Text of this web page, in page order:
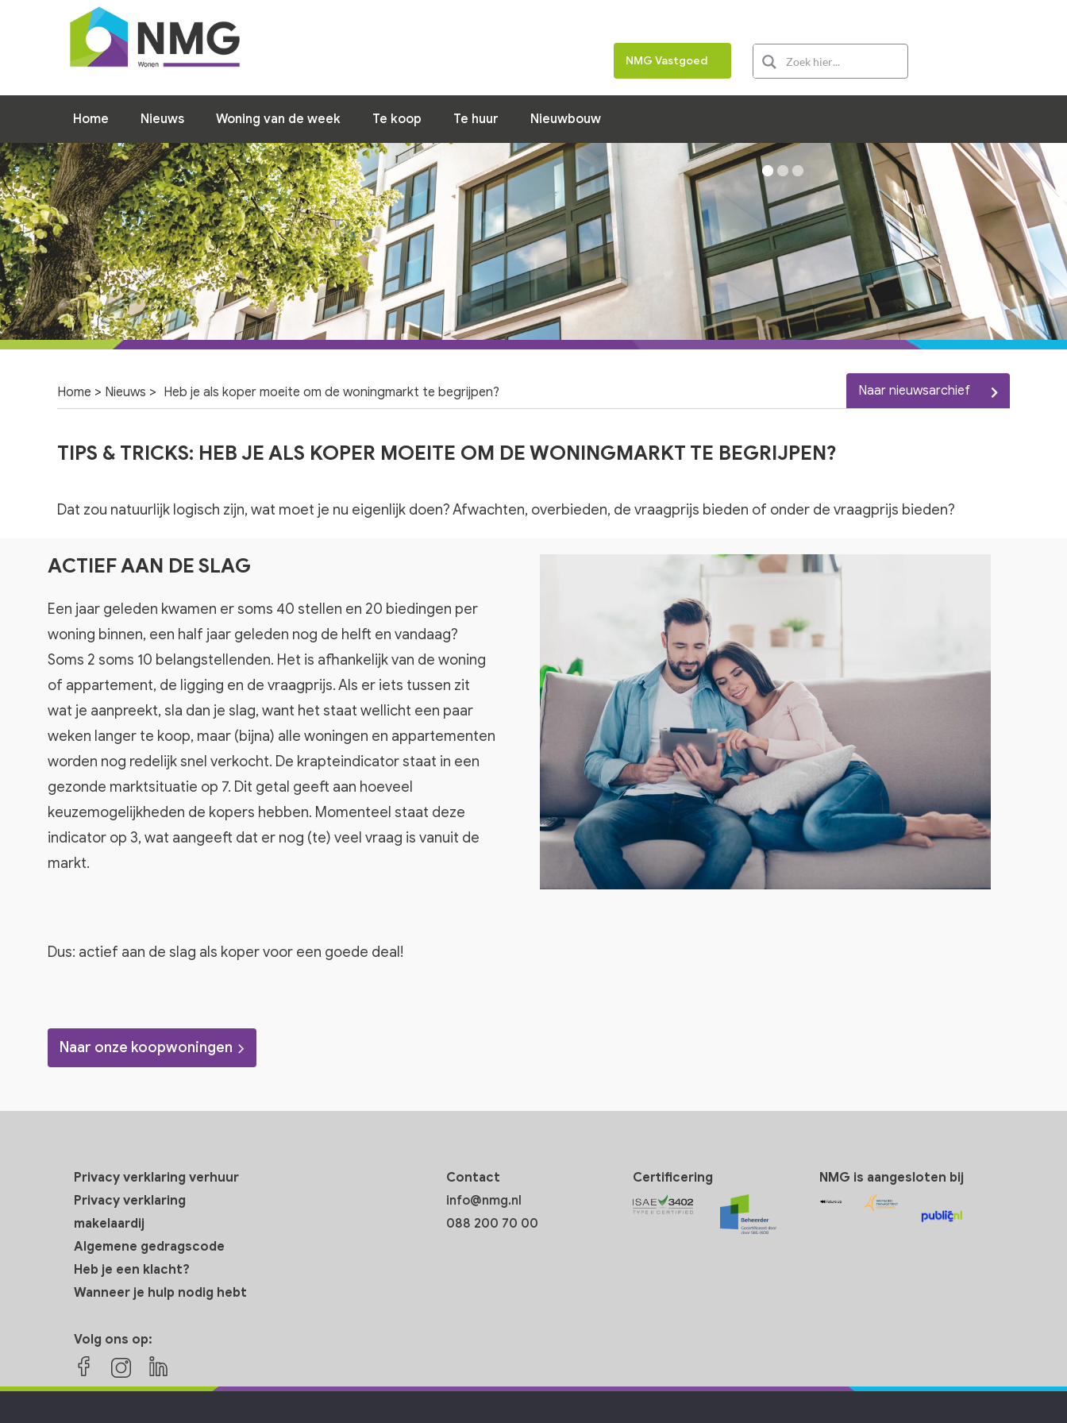
NMG Vastgoed
Home Nieuws Woning van de week Te koop Te huur Nieuwbouw
Home > Nieuws > Heb je als koper moeite om de woningmarkt te begrijpen? Naar nieuwsarchief
TIPS & TRICKS: HEB JE ALS KOPER MOEITE OM DE WONINGMARKT TE BEGRIJPEN?
Dat zou natuurlijk logisch zijn, wat moet je nu eigenlijk doen? Afwachten, overbieden, de vraagprijs bieden of onder de vraagprijs bieden?
ACTIEF AAN DE SLAG
Een jaar geleden kwamen er soms 40 stellen en 20 biedingen per
woning binnen, een half jaar geleden nog de helft en vandaag?
Soms 2 soms 10 belangstellenden. Het is afhankelijk van de woning
of appartement, de ligging en de vraagprijs. Als er iets tussen zit
wat je aanpreekt, sla dan je slag, want het staat wellicht een paar
weken langer te koop, maar (bijna) alle woningen en appartementen
worden nog redelijk snel verkocht. De krapteindicator staat in een
gezonde marktsituatie op 7. Dit getal geeft aan hoeveel
keuzemogelijkheden de kopers hebben. Momenteel staat deze
indicator op 3, wat aangeeft dat er nog (te) veel vraag is vanuit de
markt.
Dus: actief aan de slag als koper voor een goede deal!
Naar onze koopwoningen
Privacy verklaring verhuur
Privacy verklaring
makelaardij
Algemene gedragscode
Heb je een klacht?
Wanneer je hulp nodig hebt
Volg ons op:
Contact
info@nmg.nl
088 200 70 00
Certificering NMG is aangesloten bij
Woning van de week Te koop Te huur Nieuwbouw